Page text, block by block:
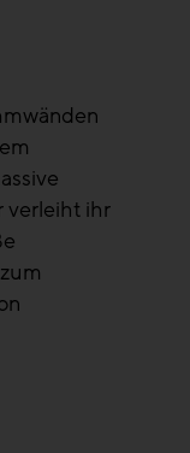
verleiht ihr